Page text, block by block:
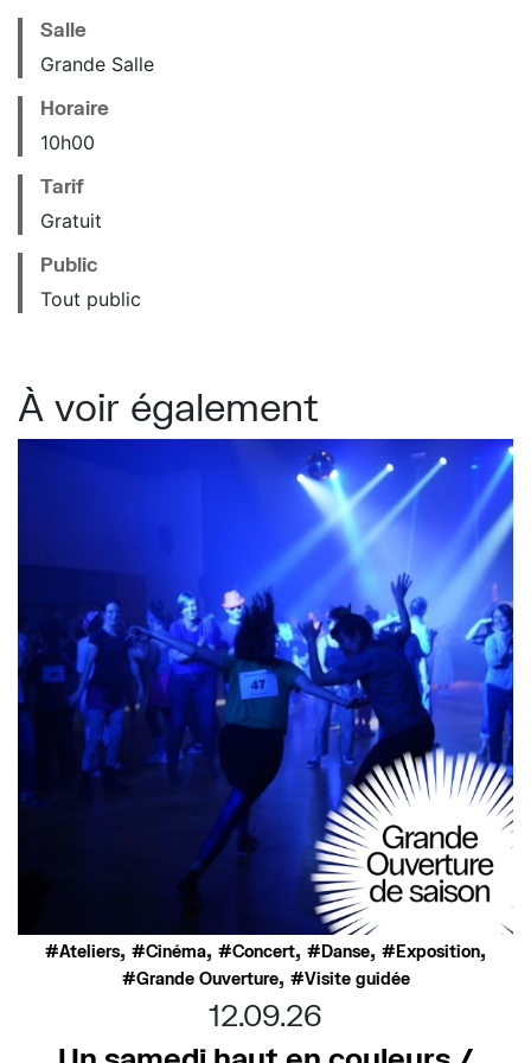
Salle
Grande Salle
Horaire
10h00
Tarif
Gratuit
Public
Tout public
À voir également
Ateliers, Cinéma, Concert, Danse, Exposition,
Grande Ouverture, Visite guidée
12.09.26